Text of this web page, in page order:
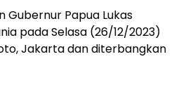
Gubernur Papua Lukas
pada Selasa (26/12/2023)
Jakarta dan diterbangkan